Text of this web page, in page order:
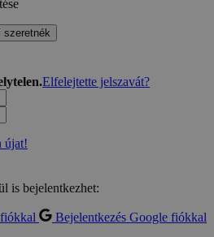
szeretnék
Elfelejtette jelszavát?
újat!
is bejelentkezhet:
Bejelentkezés Google fiókkal